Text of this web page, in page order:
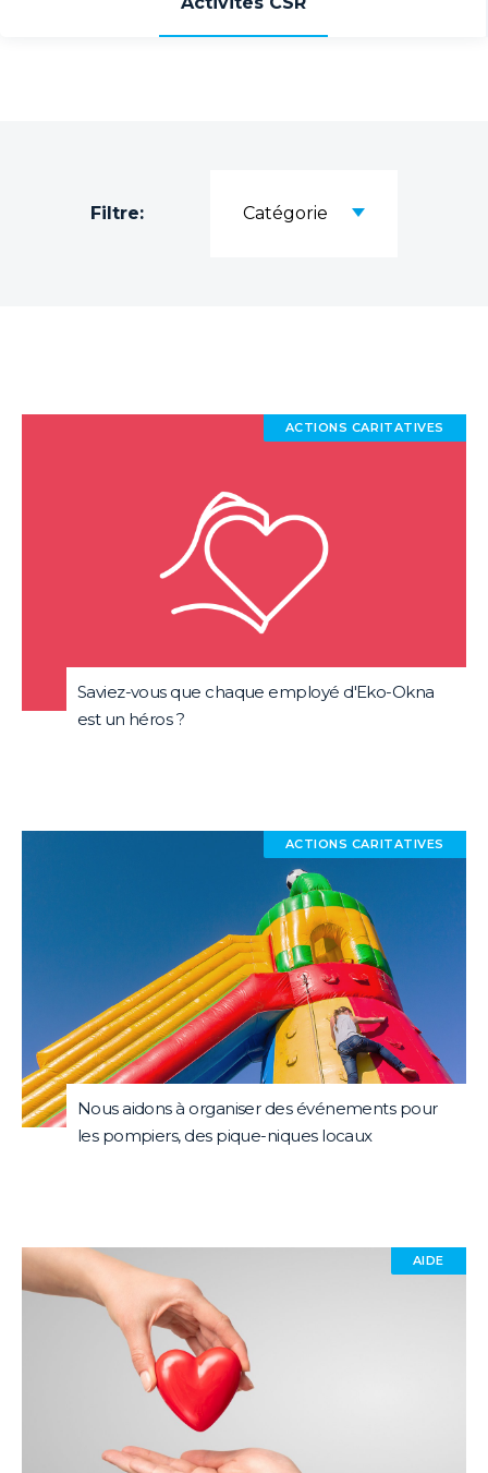
Filtre: Catégorie
Saviez-vous que chaque employé d'Eko-Okna
est un héros ?
ACTIONS CARITATIVES
Nous aidons à organiser des événements pour
les pompiers, des pique-niques locaux
ACTIONS CARITATIVES
AIDE